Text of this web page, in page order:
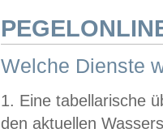
Welche Dienste
1. Eine tabellarische
den aktuellen